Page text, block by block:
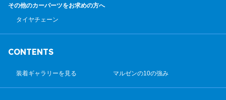
その他のカーパーツをお求めの方へ
タイヤチェーン
CONTENTS
装着ギャラリーを見る マルゼンの10の強み